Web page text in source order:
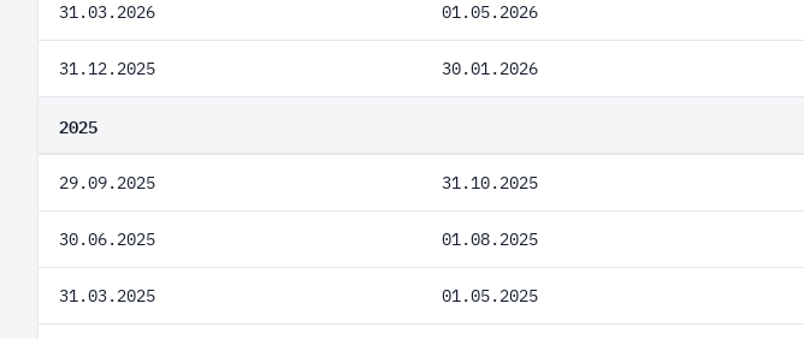
31.03.2026 01.05.2026
31.12.2025 30.01.2026
2025
29.09.2025 31.10.2025
30.06.2025 01.08.2025
31.03.2025 01.05.2025